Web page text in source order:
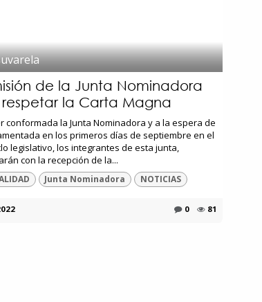
de la Junta Nominadora
respetar la Carta Magna
conformada la Junta Nominadora y a la espera de
en los primeros días de septiembre en el
legislativo, los integrantes de esta junta,
con la recepción de la...
Junta Nominadora NOTICIAS
0 81